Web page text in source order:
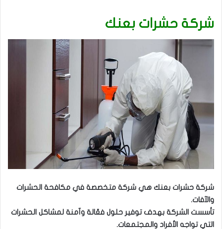
شركة حشرات بعنك
شركة حشرات بعنك هي شركة متخصصة في مكافحة الحشرات
والآفات.
تأسست الشركة بهدف توفير حلول فعّالة وآمنة لمشاكل الحشرات
التي تواجه الأفراد والمجتمعات.